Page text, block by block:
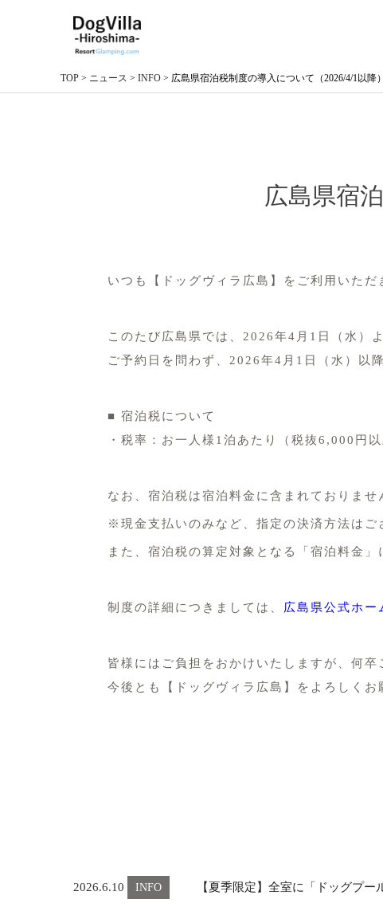
TOP > ニュース > INFO > 広島県宿泊税制度の導入について（2026/4/1以降）
広島県宿
いつも【ドッグヴィラ広島】をご利用いただ
このたび広島県では、2026年4月1日（水）
ご予約日を問わず、2026年4月1日（水）以
■ 宿泊税について
・税率：お一人様1泊あたり（税抜6,000円
なお、宿泊税は宿泊料金に含まれておりま
※現金支払いのみなど、指定の決済方法はご
また、宿泊税の算定対象となる「宿泊料金
制度の詳細につきましては、 広島県公式ホー
皆様にはご負担をおかけいたしますが、何
今後とも【ドッグヴィラ広島】をよろしくお
2026.6.10 INFO 【夏季限定】全室に「ドッグプー